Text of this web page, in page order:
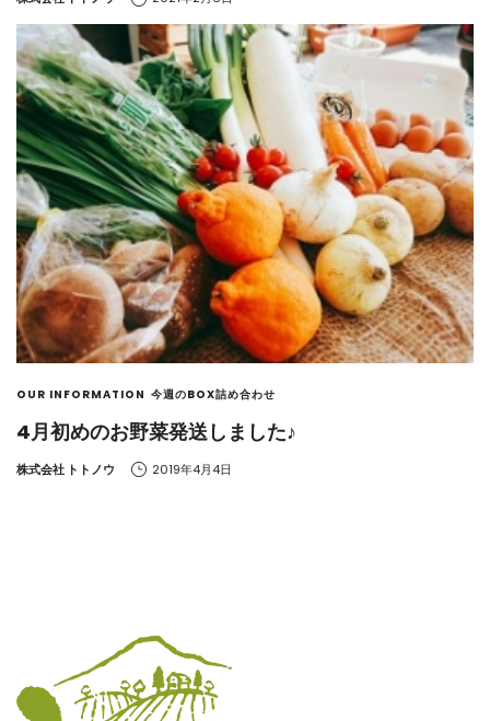
OUR INFORMATION 今週のBOX詰め合わせ
4月初めのお野菜発送しました♪
by
株式会社 トトノウ 2019年4月4日